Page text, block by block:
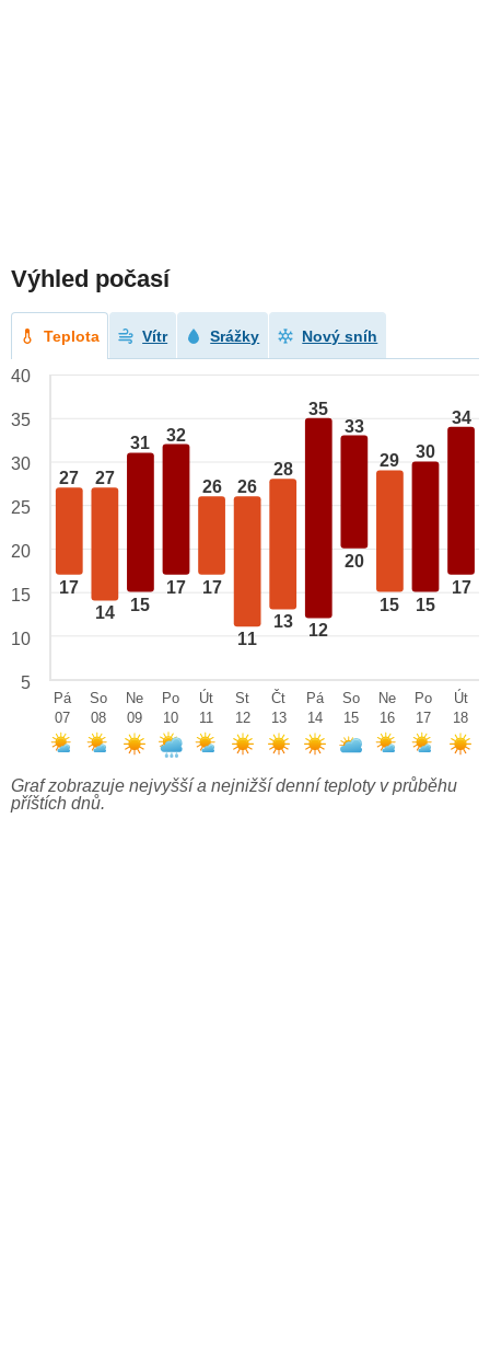
Výhled počasí
Teplota Vítr Srážky Nový sníh
27
17
27
14
31
15
32
17
26
17
26
11
28
13
35
12
33
20
29
15
30
15
34
17
40
35
30
25
20
15
10
5
Pá
07
So
08
Ne
09
Po
10
Út
11
St
12
Čt
13
Pá
14
So
15
Ne
16
Po
17
Út
18
Graf zobrazuje nejvyšší a nejnižší denní teploty v průběhu
příštích dnů.